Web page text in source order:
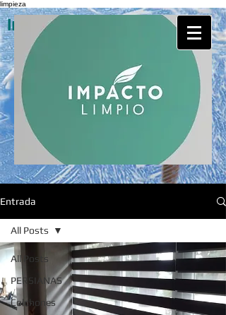
limpieza
Impacto Limpio Servicios
Entrada
All Posts
PERSIANAS
Colchones
All Posts